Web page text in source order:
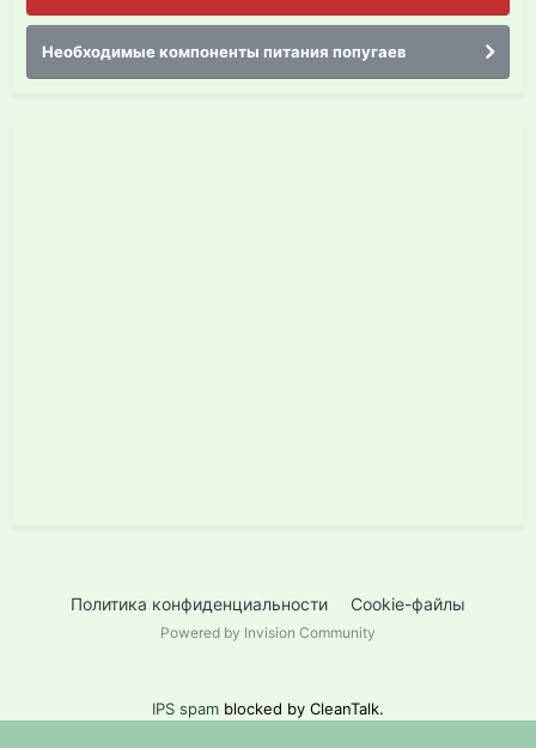
Необходимые компоненты питания попугаев
Политика конфиденциальности Cookie-файлы
Powered by Invision Community
IPS spam blocked by CleanTalk.